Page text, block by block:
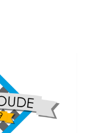
dropdown
menu
open